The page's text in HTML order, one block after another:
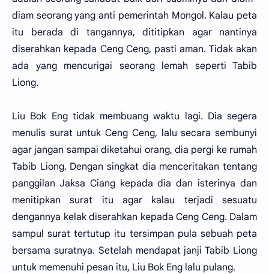
diam seorang yang anti pemerintah Mongol. Kalau peta
itu berada di tangannya, dititipkan agar nantinya
diserahkan kepada Ceng Ceng, pasti aman. Tidak akan
ada yang mencurigai seorang lemah seperti Tabib
Liong.
Liu Bok Eng tidak membuang waktu lagi. Dia segera
menulis surat untuk Ceng Ceng, lalu secara sembunyi
agar jangan sampai diketahui orang, dia pergi ke rumah
Tabib Liong. Dengan singkat dia menceritakan tentang
panggilan Jaksa Ciang kepada dia dan isterinya dan
menitipkan surat itu agar kalau terjadi sesuatu
dengannya kelak diserahkan kepada Ceng Ceng. Dalam
sampul surat tertutup itu tersimpan pula sebuah peta
bersama suratnya. Setelah mendapat janji Tabib Liong
untuk memenuhi pesan itu, Liu Bok Eng lalu pulang.